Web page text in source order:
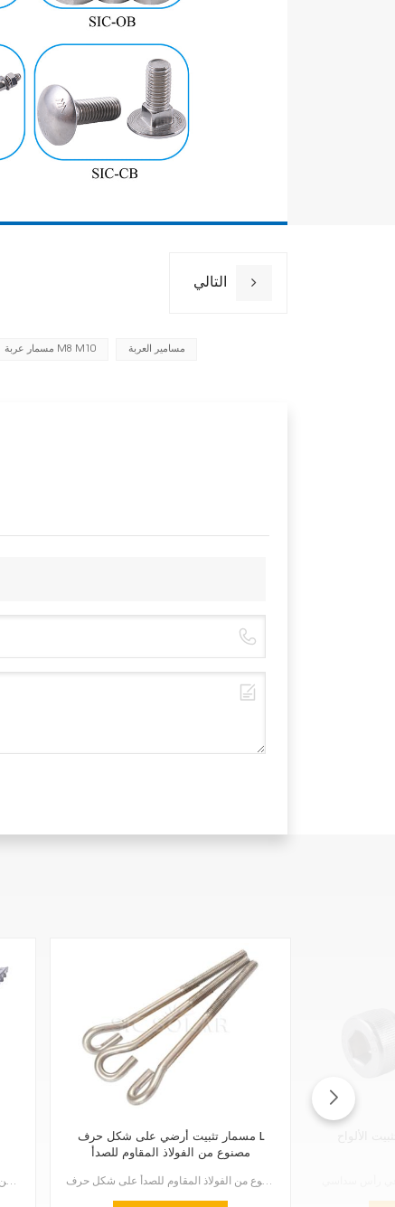
التالي
مسمار عربة M8 M10 مسامير العربة
تُعدّ البراغي المستخدمة في تثبيت العوارض الخشبية والفولاذية من أهمّ عناصر تركيب أنظمة الطاقة الشمسية...
مسمار تثبيت أرضي على شكل حرف L
مصنوع من الفولاذ المقاوم للصدأ
يُعدّ مسمار التثبيت الأرضي المصنوع من الفولاذ المقاوم للصدأ على شكل حرف L وسيلة قوية وموثوقة لتثبيت ...